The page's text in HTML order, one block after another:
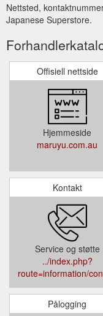
Nettsted,
Japanese Superstore.
Offisiell nettside
Hjemmeside
maruyu.com.au
Kontakt
Service og støtte
../index.php?
route=information/
Pålogging